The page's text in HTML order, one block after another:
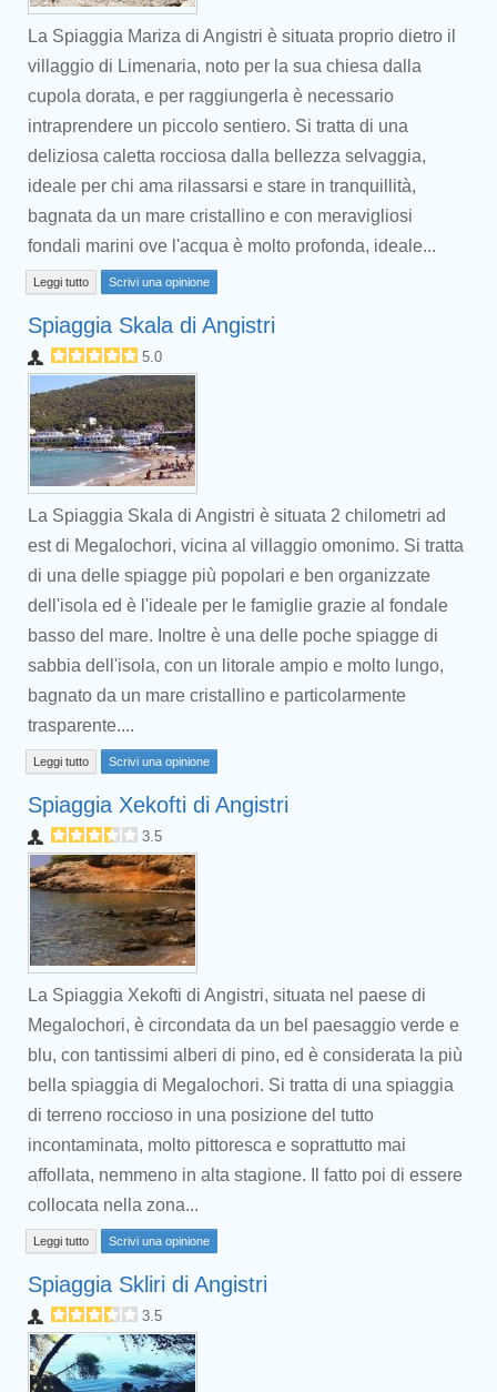
La Spiaggia Mariza di Angistri è situata proprio dietro il
villaggio di Limenaria, noto per la sua chiesa dalla
cupola dorata, e per raggiungerla è necessario
intraprendere un piccolo sentiero. Si tratta di una
deliziosa caletta rocciosa dalla bellezza selvaggia,
ideale per chi ama rilassarsi e stare in tranquillità,
bagnata da un mare cristallino e con meravigliosi
fondali marini ove l'acqua è molto profonda, ideale...
Leggi tutto Scrivi una opinione
Spiaggia Skala di Angistri
5.0
La Spiaggia Skala di Angistri è situata 2 chilometri ad
est di Megalochori, vicina al villaggio omonimo. Si tratta
di una delle spiagge più popolari e ben organizzate
dell'isola ed è l'ideale per le famiglie grazie al fondale
basso del mare. Inoltre è una delle poche spiagge di
sabbia dell'isola, con un litorale ampio e molto lungo,
bagnato da un mare cristallino e particolarmente
trasparente....
Leggi tutto Scrivi una opinione
Spiaggia Xekofti di Angistri
3.5
La Spiaggia Xekofti di Angistri, situata nel paese di
Megalochori, è circondata da un bel paesaggio verde e
blu, con tantissimi alberi di pino, ed è considerata la più
bella spiaggia di Megalochori. Si tratta di una spiaggia
di terreno roccioso in una posizione del tutto
incontaminata, molto pittoresca e soprattutto mai
affollata, nemmeno in alta stagione. Il fatto poi di essere
collocata nella zona...
Leggi tutto Scrivi una opinione
Spiaggia Skliri di Angistri
3.5